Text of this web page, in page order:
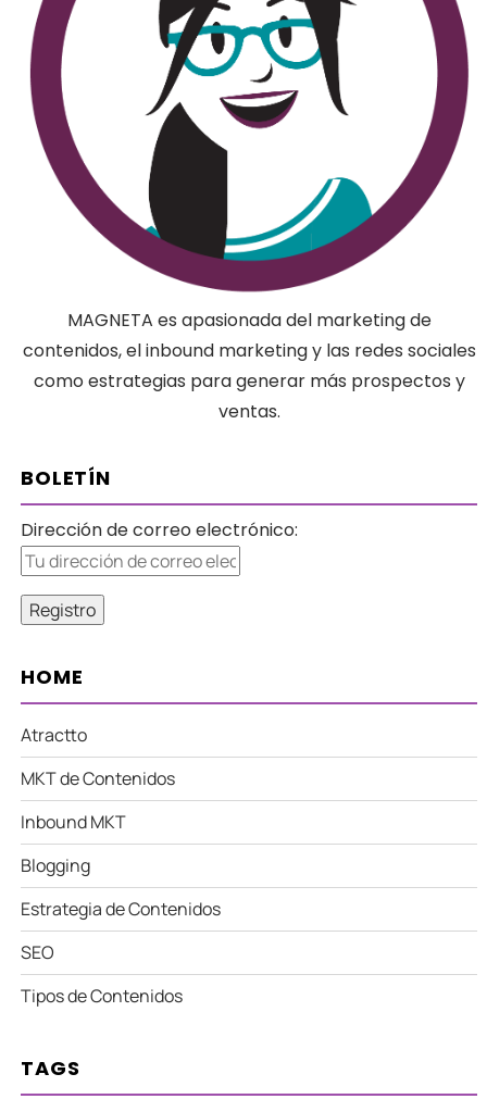
MAGNETA es apasionada del marketing de
contenidos, el inbound marketing y las redes sociales
como estrategias para generar más prospectos y
ventas.
BOLETÍN
Dirección de correo electrónico:
HOME
Atractto
MKT de Contenidos
Inbound MKT
Blogging
Estrategia de Contenidos
SEO
Tipos de Contenidos
TAGS